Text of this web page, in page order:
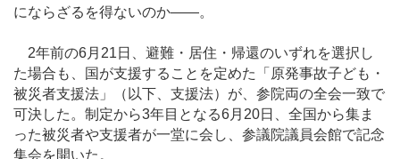
にならざるを得ないのか――。
2年前の6月21日、避難・居住・帰還のいずれを選択し
た場合も、国が支援することを定めた「原発事故子ども・
被災者支援法」（以下、支援法）が、参院両の全会一致で
可決した。制定から3年目となる6月20日、全国から集ま
った被災者や支援者が一堂に会し、参議院議員会館で記念
集会を開いた。